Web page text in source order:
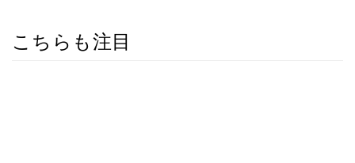
こちらも注目